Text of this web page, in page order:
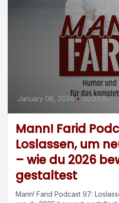
January 08, 2026 • 00:27:51
Mann! Farid
Loslassen, um
– wie du 2026
gestaltest
Mann! Farid Podcast 97: